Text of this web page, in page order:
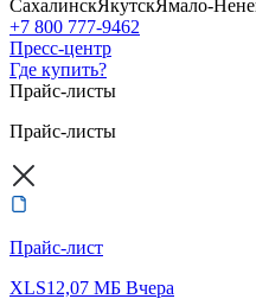
СахалинскЯкутскЯмало-
+7 800 777-9462
Пресс-центр
Где купить?
Прайс-листы
Прайс-листы
Прайс-лист
XLS12,07 МБ Вчера